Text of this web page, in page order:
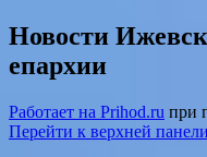
Новости
епархии
Работает на Prihod.ru при
Перейти к верхней панели